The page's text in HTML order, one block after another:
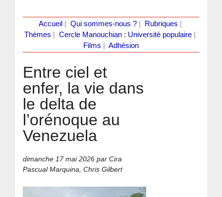
Accueil Qui sommes-nous ?| Rubriques
Thèmes
Cercle Manouchian : Université populaire
Films
Adhésion
Entre ciel et
enfer, la vie dans
le delta de
l’orénoque au
Venezuela
dimanche 17 mai 2026 par Cira
Pascual Marquina, Chris Gilbert